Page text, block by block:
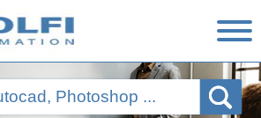
Nos Formations